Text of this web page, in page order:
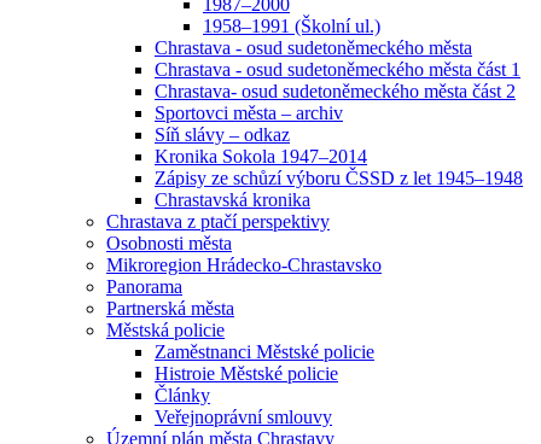
1987–2000
1958–1991 (Školní ul.)
Chrastava - osud sudetoněmeckého města
Chrastava - osud sudetoněmeckého města část 1
Chrastava- osud sudetoněmeckého města část 2
Sportovci města – archiv
Síň slávy – odkaz
Kronika Sokola 1947–2014
Zápisy ze schůzí výboru ČSSD z let 1945–1948
Chrastavská kronika
Chrastava z ptačí perspektivy
Osobnosti města
Mikroregion Hrádecko-Chrastavsko
Panorama
Partnerská města
Městská policie
Zaměstnanci Městské policie
Histroie Městské policie
Články
Veřejnoprávní smlouvy
Územní plán města Chrastavy